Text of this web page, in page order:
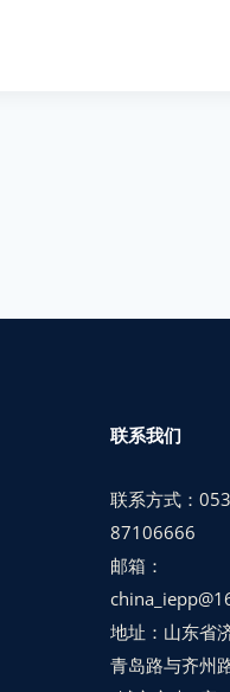
联系我们
联系方式：
87106666
邮箱：
地址：山东省
青岛路与齐州